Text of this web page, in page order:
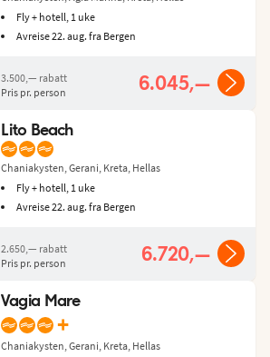
Fly + hotell, 1 uke
Avreise 22. aug. fra Bergen
3.500,— rabatt
Pris pr. person
6.045,—
Lito Beach
Chaniakysten, Gerani, Kreta, Hellas
Fly + hotell, 1 uke
Avreise 22. aug. fra Bergen
2.650,— rabatt
Pris pr. person
6.720,—
Vagia Mare
+
Chaniakysten, Gerani, Kreta, Hellas